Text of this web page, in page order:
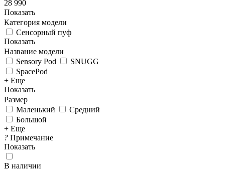
28 990
Показать
Категория модели
Сенсорный пуф
Показать
Название модели
Sensory Pod
SNUGG
SpacePod
+ Еще
Показать
Размер
Маленький
Средний
Большой
+ Еще
? Примечание
Показать
В наличии